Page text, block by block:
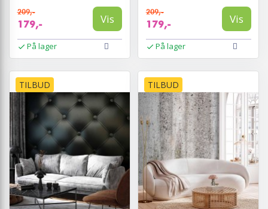
209,-
179,- Vis
På lager
209,-
179,- Vis
På lager
TILBUD TILBUD